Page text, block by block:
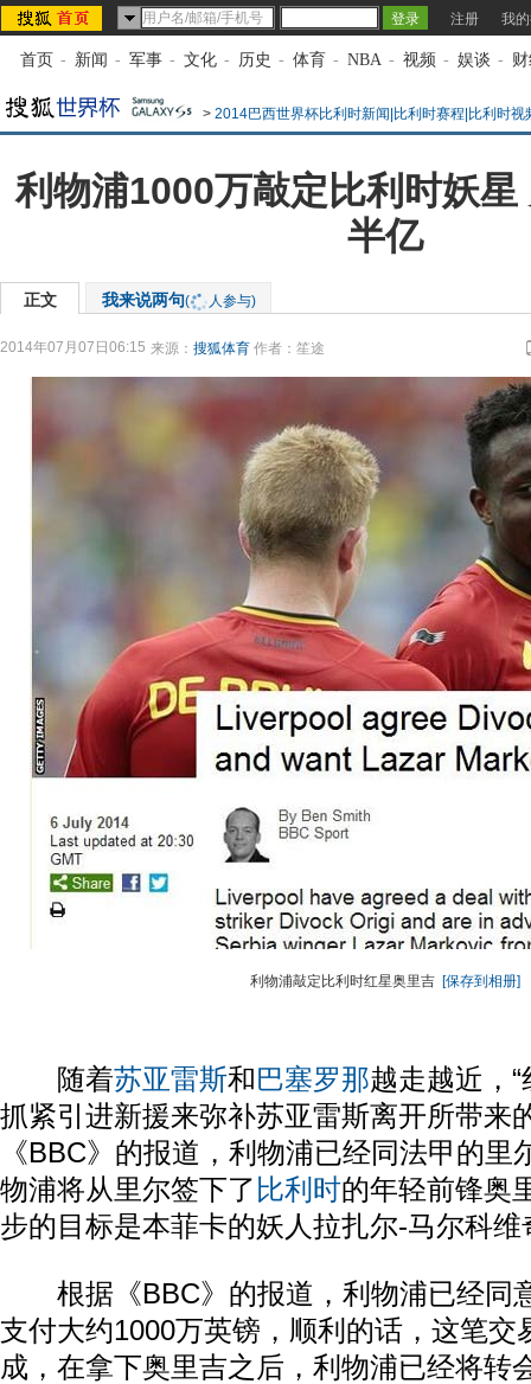
注册 我
首页 - 新闻 - 军事 - 文化 - 历史 - 体育 - NBA - 视频 - 娱谈 -
> 2014巴西世界杯比利时新闻|比利时赛程|比利时视
利物浦1000万敲定比利时妖星
半亿
正文 我来说两句( 人参与)
2014年07月07日06:15 来源： 搜狐体育 作者：笙途
利物浦敲定比利时红星奥里吉 [保存到相册]
随着苏亚雷斯和巴塞罗那越走越近，“
抓紧引进新援来弥补苏亚雷斯离开所带来
《BBC》的报道，利物浦已经同法甲的里
物浦将从里尔签下了 比利时的年轻前锋奥
步的目标是本菲卡的妖人拉扎尔-马尔科维
根据《BBC》的报道，利物浦已经同
支付大约1000万英镑，顺利的话，这笔交
成，在拿下奥里吉之后，利物浦已经将转